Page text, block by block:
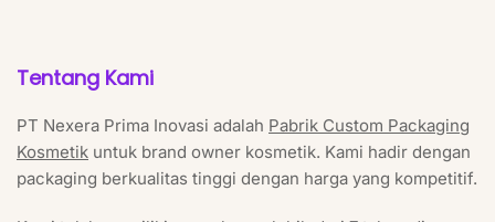
Tentang Kami
PT Nexera Prima Inovasi adalah Pabrik Custom Packaging
Kosmetik untuk brand owner kosmetik. Kami hadir dengan
packaging berkualitas tinggi dengan harga yang kompetitif.